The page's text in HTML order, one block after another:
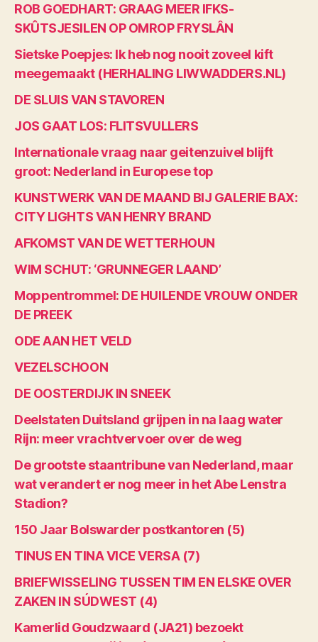
ROB GOEDHART: GRAAG MEER IFKS-
SKÛTSJESILEN OP OMROP FRYSLÂN
Sietske Poepjes: Ik heb nog nooit zoveel kift
meegemaakt (HERHALING LIWWADDERS.NL)
DE SLUIS VAN STAVOREN
JOS GAAT LOS: FLITSVULLERS
Internationale vraag naar geitenzuivel blijft
groot: Nederland in Europese top
KUNSTWERK VAN DE MAAND BIJ GALERIE BAX:
CITY LIGHTS VAN HENRY BRAND
AFKOMST VAN DE WETTERHOUN
WIM SCHUT: ‘GRUNNEGER LAAND’
Moppentrommel: DE HUILENDE VROUW ONDER
DE PREEK
ODE AAN HET VELD
VEZELSCHOON
DE OOSTERDIJK IN SNEEK
Deelstaten Duitsland grijpen in na laag water
Rijn: meer vrachtvervoer over de weg
De grootste staantribune van Nederland, maar
wat verandert er nog meer in het Abe Lenstra
Stadion?
150 Jaar Bolswarder postkantoren (5)
TINUS EN TINA VICE VERSA (7)
BRIEFWISSELING TUSSEN TIM EN ELSKE OVER
ZAKEN IN SÚDWEST (4)
Kamerlid Goudzwaard (JA21) bezoekt